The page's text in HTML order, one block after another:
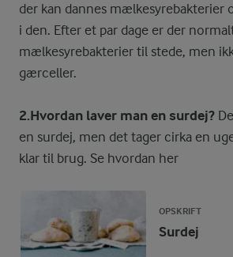
der kan dannes mælkesyrebakterier
i den. Efter et par dage er der
mælkesyrebakterier til stede, men
gærceller.
2.Hvordan laver man en surdej?
en surdej, men det tager cirka en
klar til brug. Se hvordan her
OPSKRIFT
Surdej